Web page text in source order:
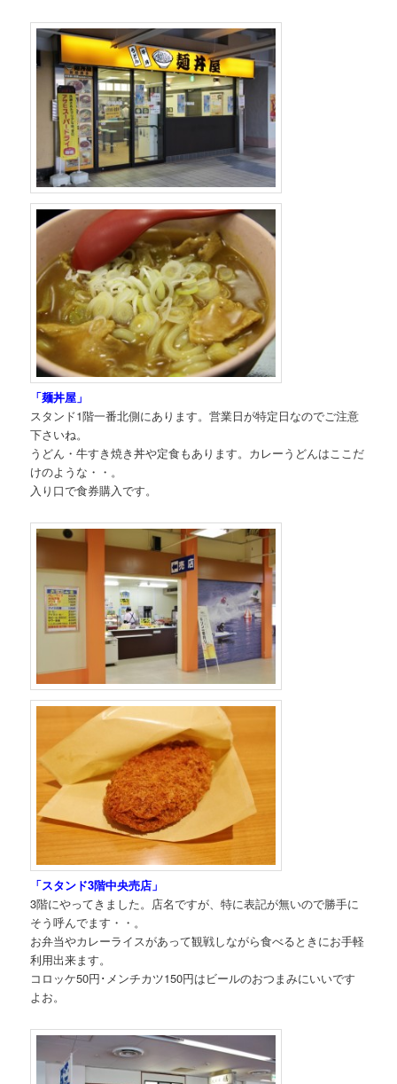
「麺丼屋」
スタンド1階一番北側にあります。営業日が特定日なのでご注意
下さいね。
うどん・牛すき焼き丼や定食もあります。カレーうどんはここだ
けのような・・。
入り口で食券購入です。
「スタンド3階中央売店」
3階にやってきました。店名ですが、特に表記が無いので勝手に
そう呼んでます・・。
お弁当やカレーライスがあって観戦しながら食べるときにお手軽
利用出来ます。
コロッケ50円･メンチカツ150円はビールのおつまみにいいです
よお。